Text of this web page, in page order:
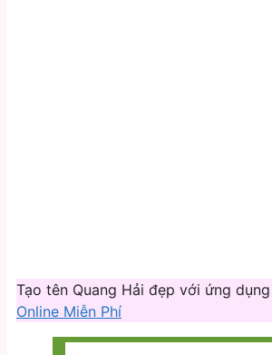
Tạo tên Quang Hải đẹp với ứng
Online Miễn Phí